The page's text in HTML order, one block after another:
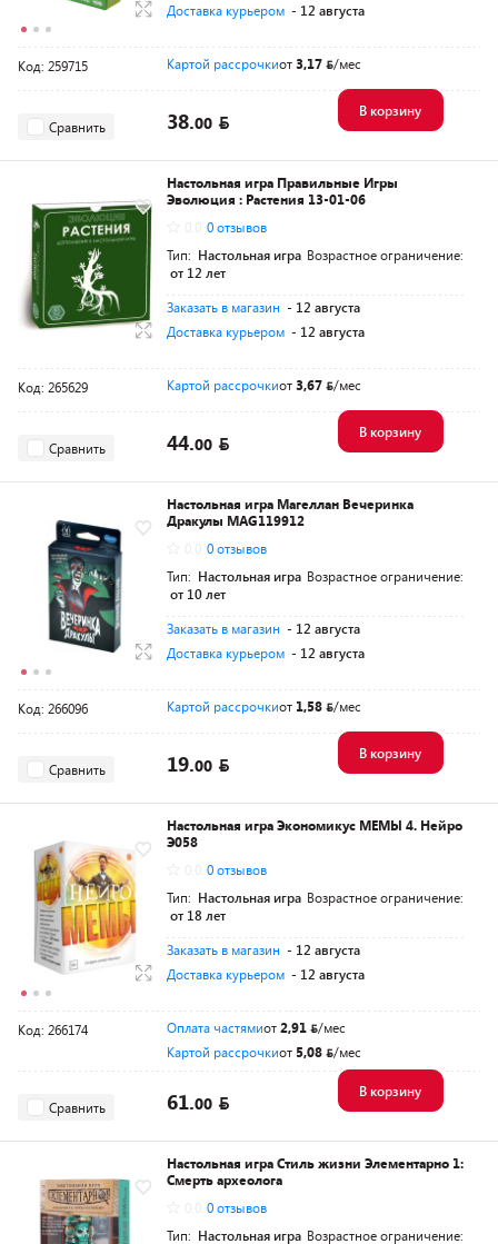
Доставка курьером - 12 августа
Код: 259715 Картой рассрочкиот3,17 /мес
Сравнить 38.00
В корзину
Настольная игра Правильные Игры
Эволюция : Растения 13-01-06
0 отзывов
Тип: Настольная игра Возрастное ограничение:
от 12 лет
Заказать в магазин - 12 августа
Доставка курьером - 12 августа
Код: 265629 Картой рассрочкиот3,67 /мес
Сравнить 44.00
В корзину
Настольная игра Магеллан Вечеринка
Дракулы MAG119912
0 отзывов
Тип: Настольная игра Возрастное ограничение:
от 10 лет
Заказать в магазин - 12 августа
Доставка курьером - 12 августа
Код: 266096 Картой рассрочкиот 1,58 /мес
Сравнить 19.00
В корзину
Настольная игра Экономикус МЕМЫ 4. Нейро
Э058
0 отзывов
Тип: Настольная игра Возрастное ограничение:
от 18 лет
Заказать в магазин - 12 августа
Доставка курьером - 12 августа
Код: 266174 Оплата частямиот2,91
/мес
Картой рассрочкиот 5,08 /мес
Сравнить 61.00
В корзину
Настольная игра Стиль жизни Элементарно 1:
Смерть археолога
0 отзывов
Тип: Настольная игра Возрастное ограничение: